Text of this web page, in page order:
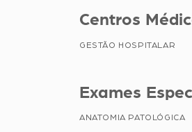
Centros
GESTÃO HOSPITALAR
Exames
ANATOMIA PATOLÓGICA